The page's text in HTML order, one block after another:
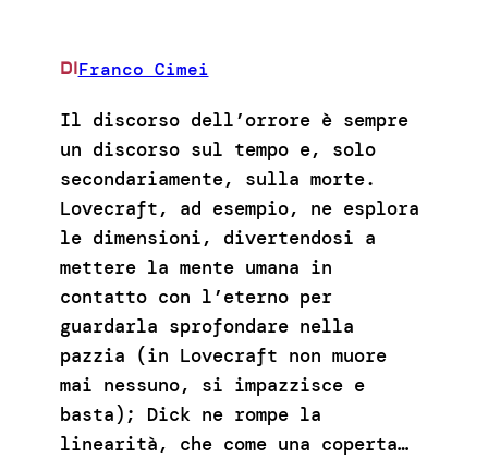
DIFranco Cimei
Il discorso dell’orrore è sempre
un discorso sul tempo e, solo
secondariamente, sulla morte.
Lovecraft, ad esempio, ne esplora
le dimensioni, divertendosi a
mettere la mente umana in
contatto con l’eterno per
guardarla sprofondare nella
pazzia (in Lovecraft non muore
mai nessuno, si impazzisce e
basta); Dick ne rompe la
linearità, che come una coperta…